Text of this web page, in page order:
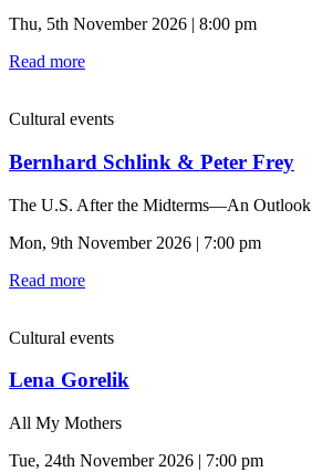
Thu, 5th November 2026 | 8:00 pm
Read more
Cultural events
Bernhard Schlink & Peter Frey
The U.S. After the Midterms—An Outlook
Mon, 9th November 2026 | 7:00 pm
Read more
Cultural events
Lena Gorelik
All My Mothers
Tue, 24th November 2026 | 7:00 pm